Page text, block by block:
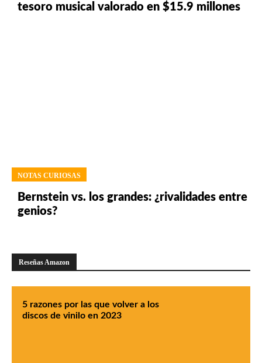
tesoro musical valorado en $15.9 millones
NOTAS CURIOSAS
Bernstein vs. los grandes: ¿rivalidades entre
genios?
Reseñas Amazon
5 razones por las que volver a los
discos de vinilo en 2023